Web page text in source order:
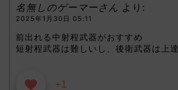
名無しのゲーマーさん より:
2025年1月30日 05:11
前出れる中射程武器がおすすめ
短射程武器は難しいし、後衛武器は上
+1